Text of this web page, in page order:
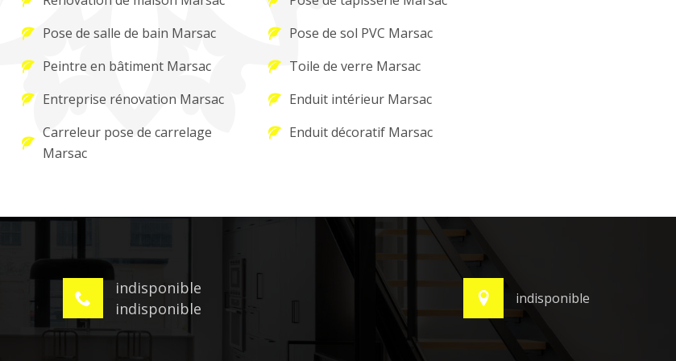
Pose de salle de bain Marsac
Peintre en bâtiment Marsac
Entreprise rénovation Marsac
Carreleur pose de carrelage
Marsac
Pose de sol PVC Marsac
Toile de verre Marsac
Enduit intérieur Marsac
Enduit décoratif Marsac
indisponible
indisponible
indisponible